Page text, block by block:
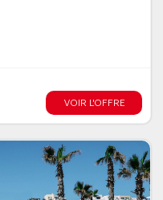
VOIR L'OFFRE